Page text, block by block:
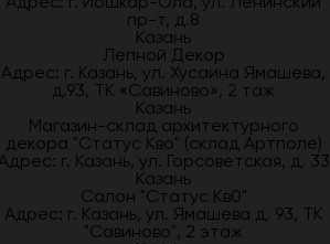
пр-т, д.8
Казань
Лепной Декор
Адрес: г. Казань, ул. Хусаина Ямашева,
д.93, ТК «Савиново», 2 таж
Казань
Магазин-склад архитектурного
декора "Статус Кво" (склад Артполе)
г. Казань, ул. Горсоветская, д. 33
Казань
Салон "Статус Кв0"
Адрес: г. Казань, ул. Ямашева д. 93, ТК
"Савиново", 2 этаж